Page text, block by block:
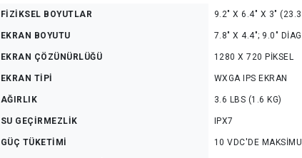
FİZİKSEL BOYUTLAR 9.2" X 6.4" X 3"
EKRAN BOYUTU 7.8" X 4.4"; 9.0"
EKRAN ÇÖZÜNÜRLÜĞÜ 1280 X 720 PİKSEL
EKRAN TİPİ WXGA IPS EKRAN
AĞIRLIK 3.6 LBS (1.6 KG)
SU GEÇİRMEZLİK IPX7
GÜÇ TÜKETİMİ 10 VDC'DE